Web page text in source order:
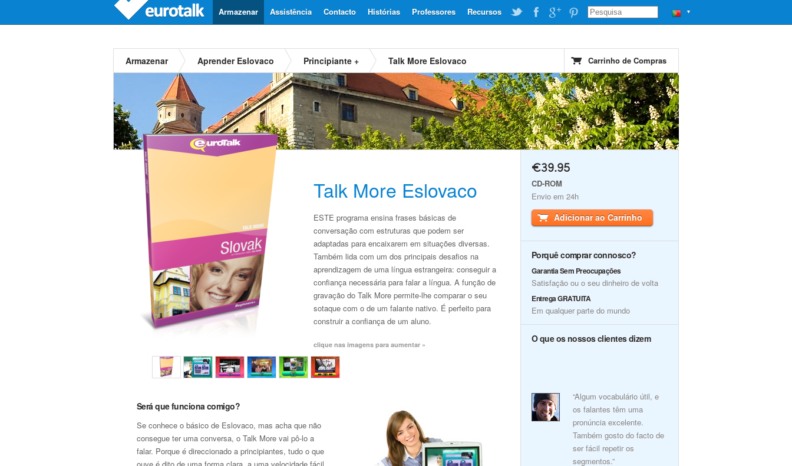
▼
Recursos
Professores
Histórias
Contacto
Assistência
Armazenar
Armazenar Aprender Eslovaco Principiante + Talk More Eslovaco Carrinho de Compras
Talk More Eslovaco
ESTE programa ensina frases básicas de
conversação com estruturas que podem ser
adaptadas para encaixarem em situações diversas.
Também lida com um dos principais desafios na
aprendizagem de uma língua estrangeira: conseguir a
confiança necessária para falar a língua. A função de
gravação do Talk More permite-lhe comparar o seu
sotaque com o de um falante nativo. É perfeito para
construir a confiança de um aluno.
clique nas imagens para aumentar »
Será que funciona comigo?
Se conhece o básico de Eslovaco, mas acha que não
consegue ter uma conversa, o Talk More vai pô-lo a
falar. Porque é direccionado a principiantes, tudo o que
€39.95
CD-ROM
Envio em 24h
Adicionar ao Carrinho
Porquê comprar connosco?
Garantia Sem Preocupações
Satisfação ou o seu dinheiro de volta
Entrega GRATUITA
Em qualquer parte do mundo
O que os nossos clientes dizem
“Algum vocabulário útil, e
os falantes têm uma
pronúncia excelente.
Também gosto do facto de
ser fácil repetir os
segmentos.”